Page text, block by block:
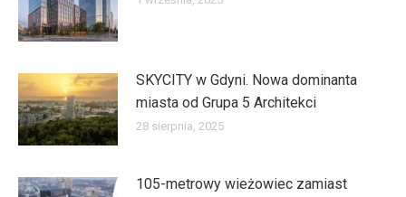
SKYCITY w Gdyni. Nowa dominanta
miasta od Grupa 5 Architekci
28 sierpnia, 2025
105-metrowy wieżowiec zamiast